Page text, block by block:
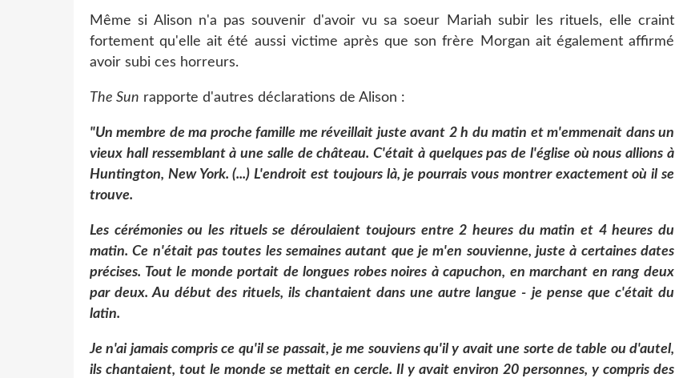
Même si Alison n'a pas souvenir d'avoir vu sa soeur Mariah subir les rituels, elle craint
fortement qu'elle ait été aussi victime après que son frère Morgan ait également affirmé
avoir subi ces horreurs.
The Sun rapporte d'autres déclarations de Alison :
"Un membre de ma proche famille me réveillait juste avant 2 h du matin et m'emmenait dans un
vieux hall ressemblant à une salle de château. C'était à quelques pas de l'église où nous allions à
Huntington, New York. (...)L'endroit est toujours là, je pourrais vous montrer exactement où il se
trouve.
Les cérémonies ou les rituels se déroulaient toujours entre 2 heures du matin et 4 heures du
matin. Ce n'était pas toutes les semaines autant que je m'en souvienne, juste à certaines dates
précises. Tout le monde portait de longues robes noires à capuchon, en marchant en rang deux
par deux. Au début des rituels, ils chantaient dans une autre langue - je pense que c'était du
latin.
Je n'ai jamais compris ce qu'il se passait, je me souviens qu'il y avait une sorte de table ou d'autel,
ils chantaient, tout le monde se mettait en cercle. Il y avait environ 20 personnes, y compris des